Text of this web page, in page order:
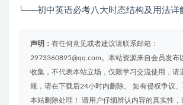
└──初中英语必考八大时态结构及用法详
声明： 有任何意见或者建议请联系邮箱：
2973360895@qq.com。本站资源来自会员发布
收集，不代表本站立场，仅限学习交流使用，请
规，请在下载后24小时内删除。 如有侵权争议
本站删除处理！ 请用户仔细辨认内容的真实性，